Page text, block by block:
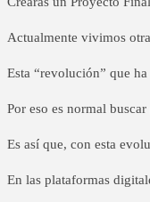
Actualmente vivimos
Esta “revolución” que
Por eso es normal
Es así que, con esta
En las plataformas